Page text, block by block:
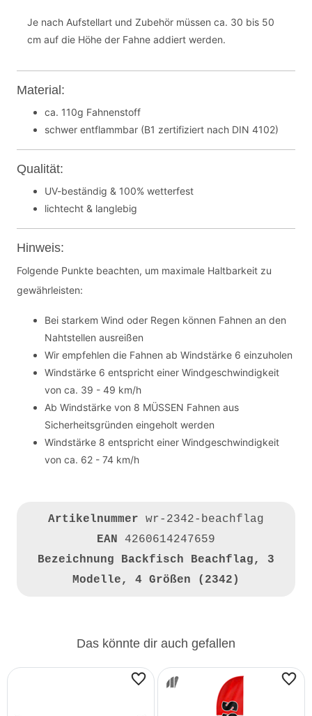
Je nach Aufstellart und Zubehör müssen ca. 30 bis 50
cm auf die Höhe der Fahne addiert werden.
Material:
ca. 110g Fahnenstoff
schwer entflammbar (B1 zertifiziert nach DIN 4102)
Qualität:
UV-beständig & 100% wetterfest
lichtecht & langlebig
Hinweis:
Folgende Punkte beachten, um maximale Haltbarkeit zu
gewährleisten:
Bei starkem Wind oder Regen können Fahnen an den
Nahtstellen ausreißen
Wir empfehlen die Fahnen ab Windstärke 6 einzuholen
Windstärke 6 entspricht einer Windgeschwindigkeit
von ca. 39 - 49 km/h
Ab Windstärke von 8 MÜSSEN Fahnen aus
Sicherheitsgründen eingeholt werden
Windstärke 8 entspricht einer Windgeschwindigkeit
von ca. 62 - 74 km/h
Artikelnummer wr-2342-beachflag
EAN 4260614247659
Bezeichnung Backfisch Beachflag, 3
Modelle, 4 Größen (2342)
Das könnte dir auch gefallen